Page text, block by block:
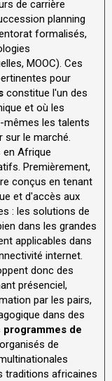
de carrière
planning
formalisés,
MOOC). Ces
pour
constitue l'un des
et où les
les talents
le marché.
en Afrique
Premièrement,
conçus en tenant
et d'accès aux
: les solutions de
dans les grandes
applicables dans
internet.
donc des
présenciel,
par les pairs,
dans des
programmes de
de
traditions africaines